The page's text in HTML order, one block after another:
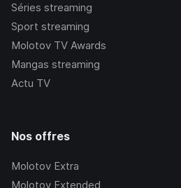
Séries streaming
Sport streaming
Molotov TV Awards
Mangas streaming
Actu TV
Nos offres
Molotov Extra
Molotov Extended